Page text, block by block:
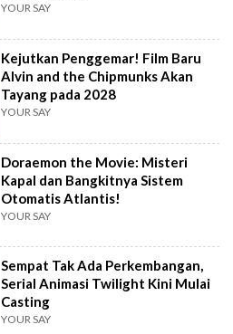
YOUR SAY
Kejutkan Penggemar! Film Baru
Alvin and the Chipmunks Akan
Tayang pada 2028
YOUR SAY
Doraemon the Movie: Misteri
Kapal dan Bangkitnya Sistem
Otomatis Atlantis!
YOUR SAY
Sempat Tak Ada Perkembangan,
Serial Animasi Twilight Kini Mulai
Casting
YOUR SAY